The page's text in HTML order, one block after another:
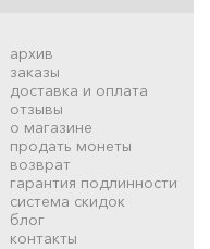
архив
заказы
доставка и оплата
отзывы
о магазине
продать монеты
возврат
гарантия подлинности
система скидок
блог
контакты